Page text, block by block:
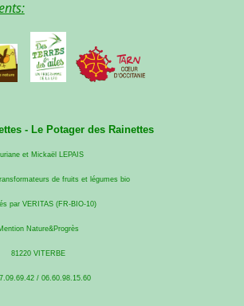
- Le Potager des Rainettes
et Mickaël LEPAIS
de fruits et légumes bio
par VERITAS (FR-BIO-10)
Nature&Progrès
81220 VITERBE
/ 06.60.98.15.60